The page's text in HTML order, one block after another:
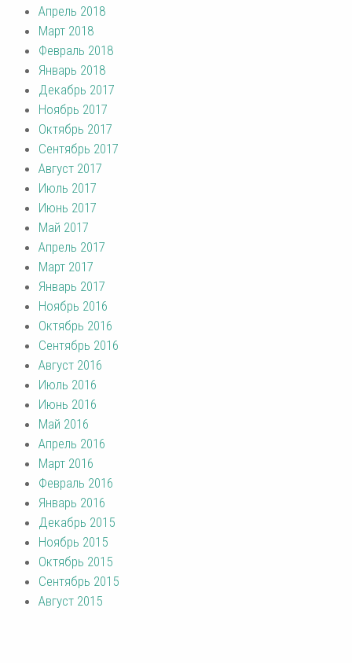
Апрель 2018
Март 2018
Февраль 2018
Январь 2018
Декабрь 2017
Ноябрь 2017
Октябрь 2017
Сентябрь 2017
Август 2017
Июль 2017
Июнь 2017
Май 2017
Апрель 2017
Март 2017
Январь 2017
Ноябрь 2016
Октябрь 2016
Сентябрь 2016
Август 2016
Июль 2016
Июнь 2016
Май 2016
Апрель 2016
Март 2016
Февраль 2016
Январь 2016
Декабрь 2015
Ноябрь 2015
Октябрь 2015
Сентябрь 2015
Август 2015